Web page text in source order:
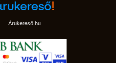
Árukereső.hu